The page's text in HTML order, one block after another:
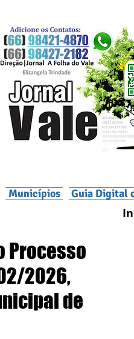
Municípios Guia Digital
Processo
2026,
de